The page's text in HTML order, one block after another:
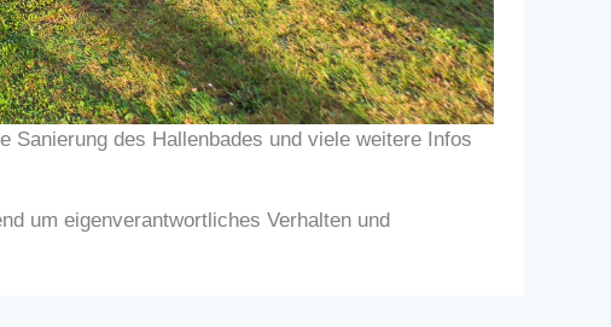
des Hallenbades und viele weitere Infos
um eigenverantwortliches Verhalten und